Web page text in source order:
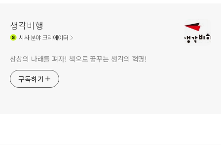
생각비행
시사분야 크리에이터
상상의 나래를 펴자! 책으로 꿈꾸는 생각의 혁명!
구독하기